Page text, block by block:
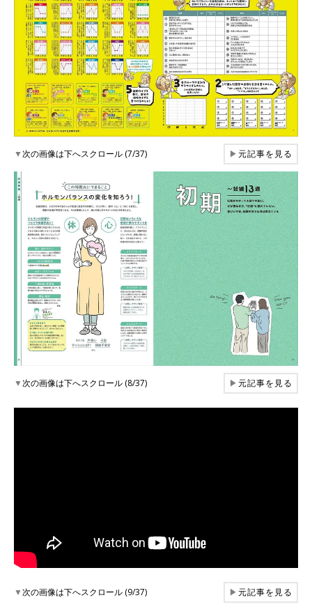
▼次の画像は下へスクロール (7/37) ▶元記事を見る
▼次の画像は下へスクロール (8/37) ▶元記事を見る
▼次の画像は下へスクロール (9/37) ▶元記事を見る